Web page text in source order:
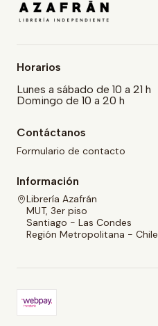
Horarios
Lunes a sábado de 10 a 21 h
Domingo de 10 a 20 h
Contáctanos
Formulario de contacto
Información
Librería Azafrán
MUT, 3er piso
Santiago - Las Condes
Región Metropolitana - Chile